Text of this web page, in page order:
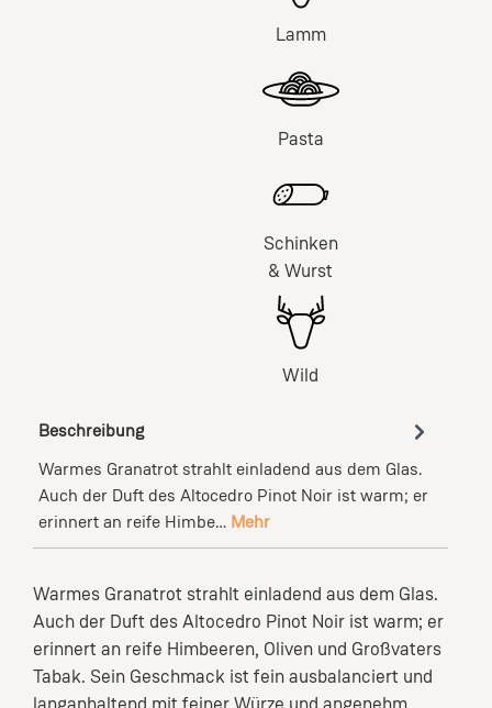
Lamm
Pasta
Schinken
& Wurst
Wild
Beschreibung
Warmes Granatrot strahlt einladend aus dem Glas.
Auch der Duft des Altocedro Pinot Noir ist warm; er
erinnert an reife Himbe… Mehr
Warmes Granatrot strahlt einladend aus dem Glas.
Auch der Duft des Altocedro Pinot Noir ist warm; er
erinnert an reife Himbeeren, Oliven und Großvaters
Tabak. Sein Geschmack ist fein ausbalanciert und